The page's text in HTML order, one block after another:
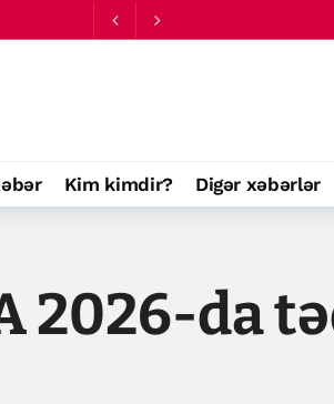
Kim kimdir? Digər xəbərlər
2026-da